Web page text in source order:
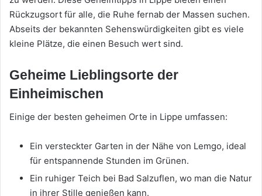
Rückzugsort für alle, die Ruhe fernab der Massen suchen.
Abseits der bekannten Sehenswürdigkeiten gibt es viele
kleine Plätze, die einen Besuch wert sind.
Geheime Lieblingsorte der
Einheimischen
Einige der besten geheimen Orte in Lippe umfassen:
Ein versteckter Garten in der Nähe von Lemgo, ideal
für entspannende Stunden im Grünen.
Ein ruhiger Teich bei Bad Salzuflen, wo man die Natur
in ihrer Stille genießen kann.